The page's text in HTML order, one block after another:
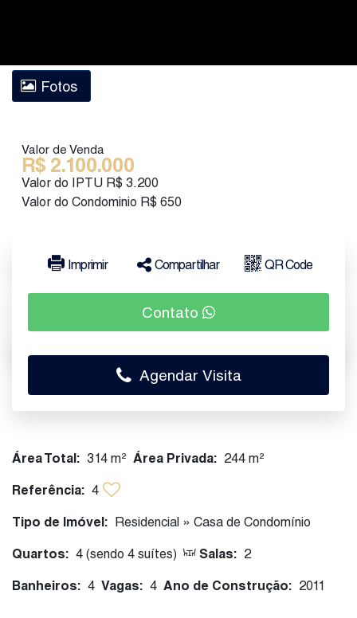
Fotos
R$ 2.100.000
Valor de Venda
Valor do IPTU R$ 3.200
Valor do Condominio R$ 650
Imprimir Compartilhar QR Code
Contato
Agendar Visita
Área Total: 314 m² Área Privada: 244 m²
Referência: 4
Tipo de Imóvel: Residencial » Casa de Condomínio
Quartos: 4 (sendo 4 suítes) Salas: 2
Banheiros: 4 Vagas: 4 Ano de Construção: 2011